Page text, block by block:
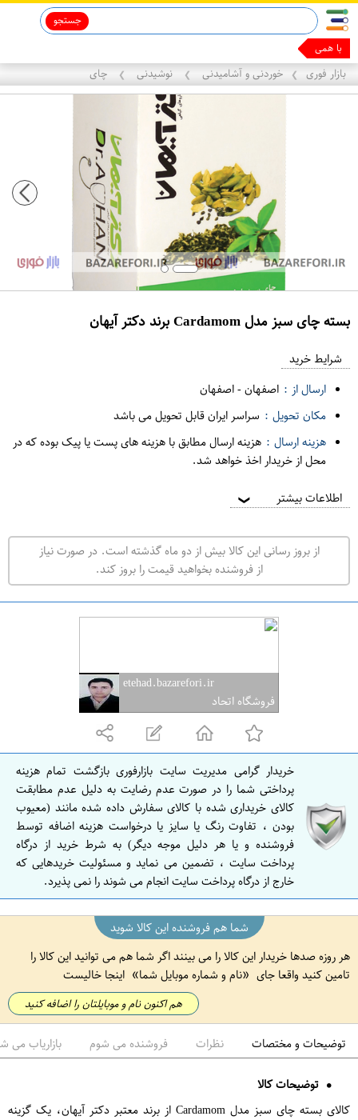
جستجو
با همین گوشیت
بازار فوری ❯ خوردنی و آشامیدنی ❯ نوشیدنی ❯ چای
بسته چای سبز مدل Cardamom برند دکتر آیهان
ر
ت
ه
ر
ا
ص
ف
ه
ص
ف
ا
ن
شرایط خرید
ارسال از : اصفهان-اصفهان
مکان تحویل : سراسر ایران قابل تحویل می باشد
هزینه ارسال : هزینه ارسال مطابق با هزینه های پست یا پیک بوده که در
محل از خریدار اخذ خواهد شد.
اطلاعات بیشتر ❯
از بروز رسانی این کالا بیش از دو ماه گذشته است. در صورت نیاز
از فروشنده بخواهید قیمت را بروز کند.
etehad.bazarefori.ir
فروشگاه اتحاد
خریدار گرامی مدیریت سایت بازارفوری بازگشت تمام هزینه
پرداختی شما را در صورت عدم رضایت به دلیل عدم مطابقت
کالای خریداری شده با کالای سفارش داده شده مانند (معیوب
بودن ، تفاوت رنگ یا سایز یا درخواست هزینه اضافه توسط
فروشنده و یا هر دلیل موجه دیگر) به شرط خرید از درگاه
پرداخت سایت ، تضمین می نماید و مسئولیت خریدهایی که
خارج از درگاه پرداخت سایت انجام می شوند را نمی پذیرد.
شما هم فروشنده این کالا شوید
هر روزه صدها خریدار این کالا را می بینند اگر شما هم می توانید این کالا را
تامین کنید واقعا جای
نام و شماره موبایل شما اینجا خالیست
هم اکنون نام و موبایلتان را اضافه کنید
توضیحات و مختصات نظرات فروشنده می شوم بازاریاب می
توضیحات کالا
کالای بسته چای سبز مدل Cardamom از برند معتبر دکتر آیهان، یک گزینه